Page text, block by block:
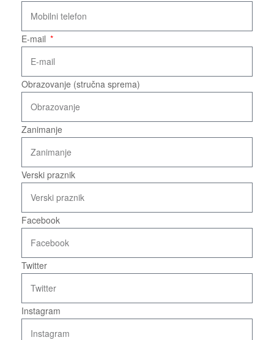
E-mail
Obrazovanje (stručna sprema)
Zanimanje
Verski praznik
Facebook
Twitter
Instagram